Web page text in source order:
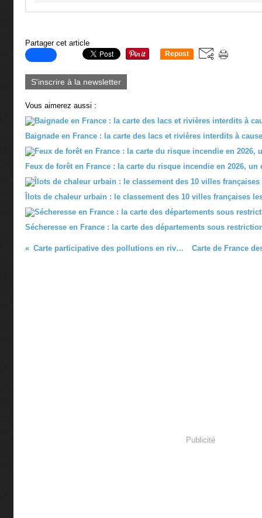
Partager cet article
Repost
S'inscrire à la newsletter
Vous aimerez aussi :
Baignade en France : la carte des lacs et rivières interdits à
Feux de forêt en France : la carte du risque incendie en 2026, un
Îlots de chaleur urbain : le classement des 10 villes françaises
Sécheresse en France : la carte des départements sous
Carte participative des pollutions en rivières et océans
Publicité